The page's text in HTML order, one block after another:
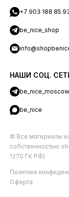
+7 903 188 85
be_nice_shop
НАШИ СОЦ.
be_nice_moscow
be_nice
© Все материалы
собственностью
1270 ГК РФ)
Политика
Оферта